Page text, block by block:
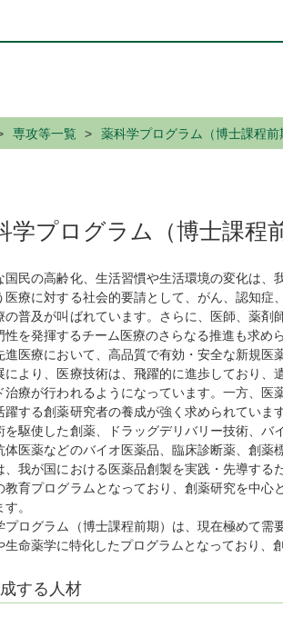
専攻等一覧 薬科学プログラム（博士課程前
学プログラム（博士課程
国民の高齢化、生活習慣や生活環境の変化は
医療に対する社会的要請として、がん、認知
の普及が叫ばれています。さらに、医師、薬
性を発揮するチーム医療のさらなる推進も求め
進医療において、高品質で有効・安全な新規
により、医療技術は、飛躍的に進歩しており、
治療が行われるようになっています。一方、
躍する創薬研究者の養成が強く求められてい
を駆使した創薬、ドラッグデリバリー技術、
体医薬などのバイオ医薬品、臨床診断薬、創
、我が国における医薬品創製を実践・先導する
教育プログラムとなっており、創薬研究を中心
。
プログラム（博士課程前期）は、現在極めて
生命薬学に特化したプログラムとなっており、
する人材